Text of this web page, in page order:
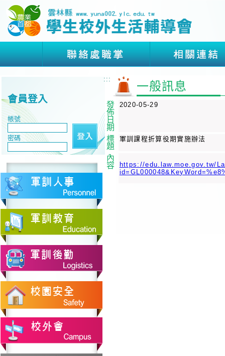
會員登入
帳號
密碼
:::
一般訊息
發
佈
日
期
2020-05-29
標
題
軍訓課程折算役期實施辦法
內
容
https://edu.law.moe.gov.tw/